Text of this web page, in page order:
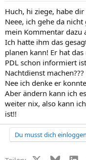
Huch, hi ziege, habe
Neee, ich gehe da
mein Kommentar dazu
Ich hatte ihm das
planen kann! Er hat
PDL schon informiert
Nachtdienst machen???
Nee ich denke er
Aber ändern kann ich
weiter nix, also kann
ist!!
Du musst dich